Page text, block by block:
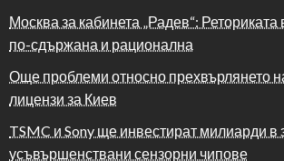
Москва за кабинета „Радев“:
по-сдържана и рационална
Още проблеми относно прехвърлянето
лицензи за Киев
TSMC и Sony ще инвестират милиарди в
усъвършенствани сензорни чипове